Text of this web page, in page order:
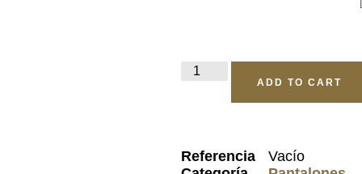
ADD TO CART
Referencia
Vacío